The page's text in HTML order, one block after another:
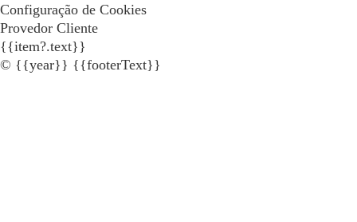
Configuração de Cookies
Provedor Cliente
{{item?.text}}
© {{year}} {{footerText}}